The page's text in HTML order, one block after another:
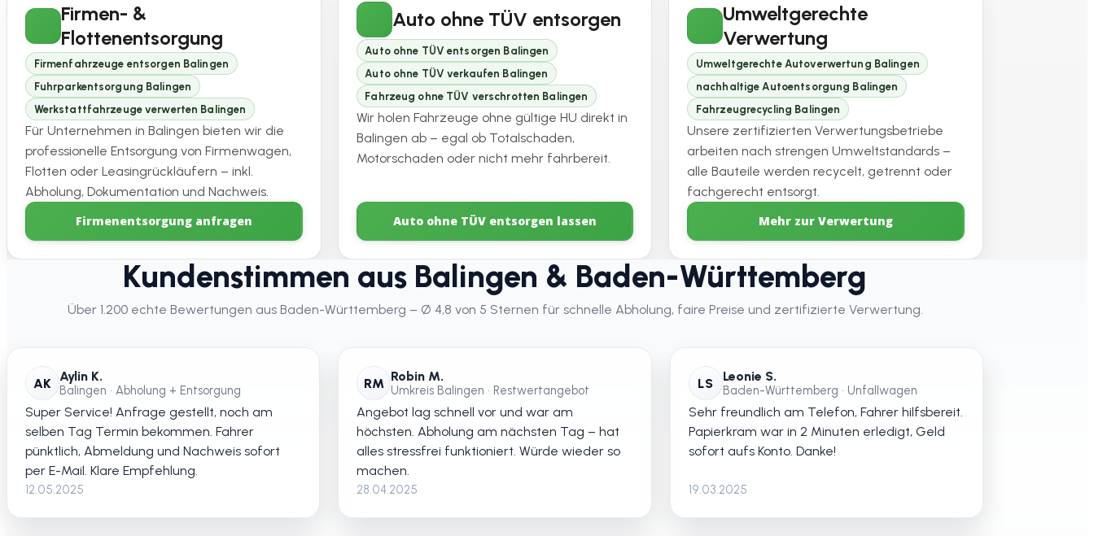
Firmen- &
Flottenentsorgung
Firmenfahrzeuge entsorgen Balingen
Fuhrparkentsorgung Balingen
Werkstattfahrzeuge verwerten Balingen
Für Unternehmen in Balingen bieten wir die
professionelle Entsorgung von Firmenwagen,
Flotten oder Leasingrückläufern – inkl.
Abholung, Dokumentation und Nachweis.
Firmenentsorgung anfragen
Auto ohne TÜV entsorgen
Auto ohne TÜV entsorgen Balingen
Auto ohne TÜV verkaufen Balingen
Fahrzeug ohne TÜV verschrotten Balingen
Wir holen Fahrzeuge ohne gültige HU direkt in
Balingen ab – egal ob Totalschaden,
Motorschaden oder nicht mehr fahrbereit.
Auto ohne TÜV entsorgen lassen
Umweltgerechte
Verwertung
Umweltgerechte Autoverwertung Balingen
nachhaltige Autoentsorgung Balingen
Fahrzeugrecycling Balingen
Unsere zertifizierten Verwertungsbetriebe
arbeiten nach strengen Umweltstandards –
alle Bauteile werden recycelt, getrennt oder
fachgerecht entsorgt.
Mehr zur Verwertung
Kundenstimmen aus Balingen & Baden-Württemberg
Über 1.200 echte Bewertungen aus Baden-Württemberg – Ø 4,8 von 5 Sternen für schnelle Abholung, faire Preise und zertifizierte Verwertung.
AK Aylin K.
Balingen • Abholung + Entsorgung
Super Service! Anfrage gestellt, noch am
selben Tag Termin bekommen. Fahrer
pünktlich, Abmeldung und Nachweis sofort
per E-Mail. Klare Empfehlung.
12.05.2025
RM Robin M.
Umkreis Balingen • Restwertangebot
Angebot lag schnell vor und war am
höchsten. Abholung am nächsten Tag – hat
alles stressfrei funktioniert. Würde wieder so
machen.
28.04.2025
LS Leonie S.
Baden-Württemberg • Unfallwagen
Sehr freundlich am Telefon, Fahrer hilfsbereit.
Papierkram war in 2 Minuten erledigt, Geld
sofort aufs Konto. Danke!
19.03.2025